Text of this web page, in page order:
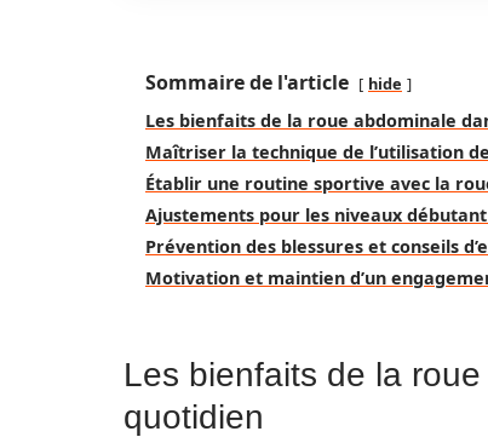
Sommaire de l'article hide
Les bienfaits de la roue abdominale
Maîtriser la technique de l’utilisation
Établir une routine sportive avec la
Ajustements pour les niveaux
Prévention des blessures et conseils
Motivation et maintien d’un
Les bienfaits de la
quotidien